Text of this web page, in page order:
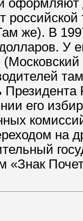
же). В
У
его
на
«Знак